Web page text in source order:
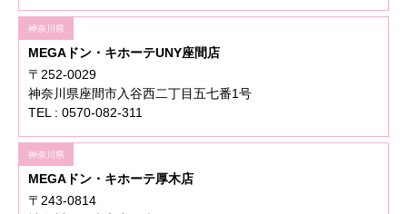
神奈川県
MEGAドン・キホーテUNY座間店
〒252-0029
神奈川県座間市入谷西二丁目五七番1号
TEL : 0570-082-311
神奈川県
MEGAドン・キホーテ厚木店
〒243-0814